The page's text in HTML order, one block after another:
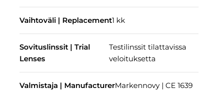
Vaihtoväli | Replacement1 kk
Sovituslinssit | Trial
Lenses
Testilinssit tilattavissa
veloituksetta
Valmistaja | ManufacturerMarkennovy | CE 1639